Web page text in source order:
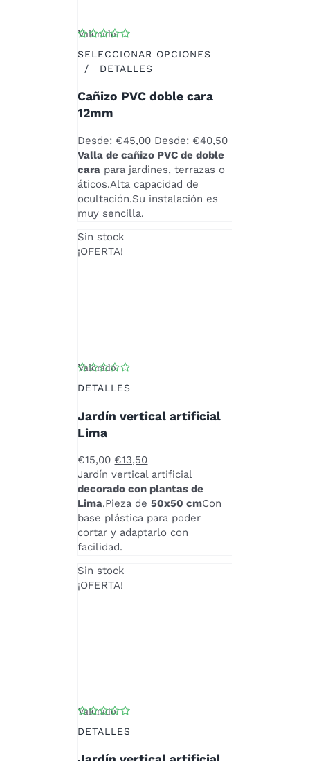
Valorado
SELECCIONAR OPCIONES
ESTE
TIENE
MÚLTIPLES
LAS
OPCIONES
SE
PUEDEN
ELEGIR
EN
PÁGINA
DE
/ DETALLES
Cañizo PVC doble cara
12mm
Desde:€45,00 Desde: €40,50
Valla de cañizo PVC de doble
cara para jardines, terrazas o
áticos.Alta capacidad de
ocultación.Su instalación es
muy sencilla.
Sin stock
¡OFERTA!
Valorado
DETALLES
Jardín vertical artificial
Lima
€15,00 El
precio
original
era:
€15,00.
€13,50El
precio
actual
es:
€13,50.
Jardín vertical artificial
decorado con plantas de
Lima.Pieza de50x50 cmCon
base plástica para poder
cortar y adaptarlo con
facilidad.
Sin stock
¡OFERTA!
Valorado
DETALLES